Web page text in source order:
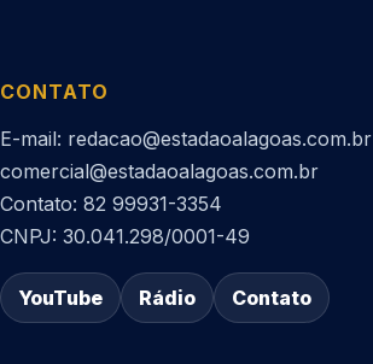
CONTATO
E-mail: redacao@estadaoalagoas.com.br
comercial@estadaoalagoas.com.br
Contato: 82 99931-3354
CNPJ: 30.041.298/0001-49
YouTube Rádio Contato